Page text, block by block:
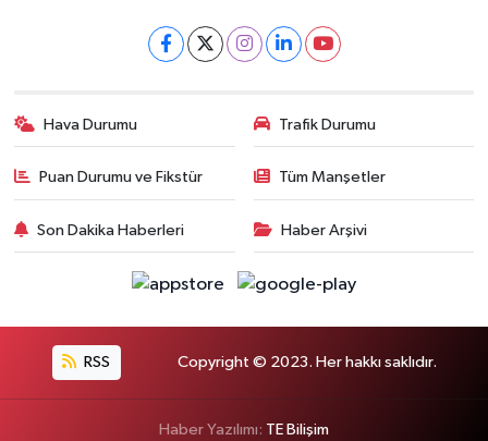
Hava Durumu Trafik Durumu
Puan Durumu ve Fikstür Tüm Manşetler
Son Dakika Haberleri Haber Arşivi
RSS Copyright © 2023. Her hakkı saklıdır.
Haber Yazılımı: TE Bilişim